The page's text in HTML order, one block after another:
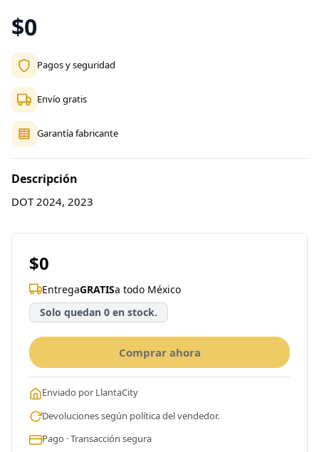
$0
Pagos y seguridad
Envío gratis
Garantía fabricante
Descripción
DOT 2024, 2023
$0
EntregaGRATISa todo México
Solo quedan 0 en stock.
Comprar ahora
Enviado por LlantaCity
Devoluciones según política del vendedor.
Pago · Transacción segura